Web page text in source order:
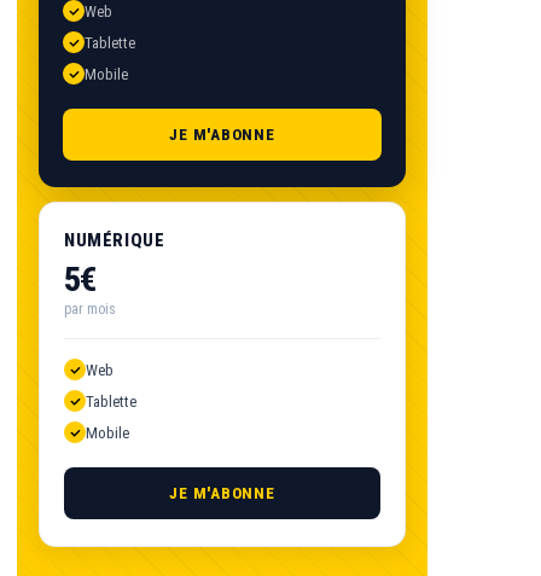
Web
Tablette
Mobile
JE M'ABONNE
NUMÉRIQUE
5€
par mois
Web
Tablette
Mobile
JE M'ABONNE